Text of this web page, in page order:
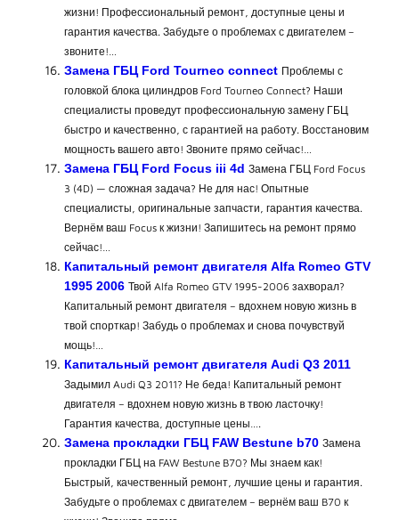
жизни! Профессиональный ремонт, доступные цены и
гарантия качества. Забудьте о проблемах с двигателем –
звоните!…
Замена ГБЦ Ford Tourneo connect Проблемы с
головкой блока цилиндров Ford Tourneo Connect? Наши
специалисты проведут профессиональную замену ГБЦ
быстро и качественно, с гарантией на работу. Восстановим
мощность вашего авто! Звоните прямо сейчас!…
Замена ГБЦ Ford Focus iii 4d Замена ГБЦ Ford Focus
3 (4D) — сложная задача? Не для нас! Опытные
специалисты, оригинальные запчасти, гарантия качества.
Вернём ваш Focus к жизни! Запишитесь на ремонт прямо
сейчас!…
Капитальный ремонт двигателя Alfa Romeo GTV
1995 2006 Твой Alfa Romeo GTV 1995-2006 захворал?
Капитальный ремонт двигателя – вдохнем новую жизнь в
твой спорткар! Забудь о проблемах и снова почувствуй
мощь!…
Капитальный ремонт двигателя Audi Q3 2011
Задымил Audi Q3 2011? Не беда! Капитальный ремонт
двигателя – вдохнем новую жизнь в твою ласточку!
Гарантия качества, доступные цены….
Замена прокладки ГБЦ FAW Bestune b70 Замена
прокладки ГБЦ на FAW Bestune B70? Мы знаем как!
Быстрый, качественный ремонт, лучшие цены и гарантия.
Забудьте о проблемах с двигателем – вернём ваш B70 к